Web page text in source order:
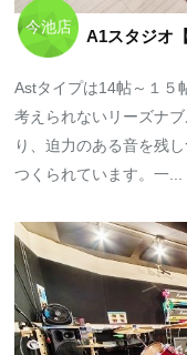
今池店 A1スタジオ
Astタイプは14帖～１５
考えられないリーズナ
り、迫力のある音を残
つくられています。一...